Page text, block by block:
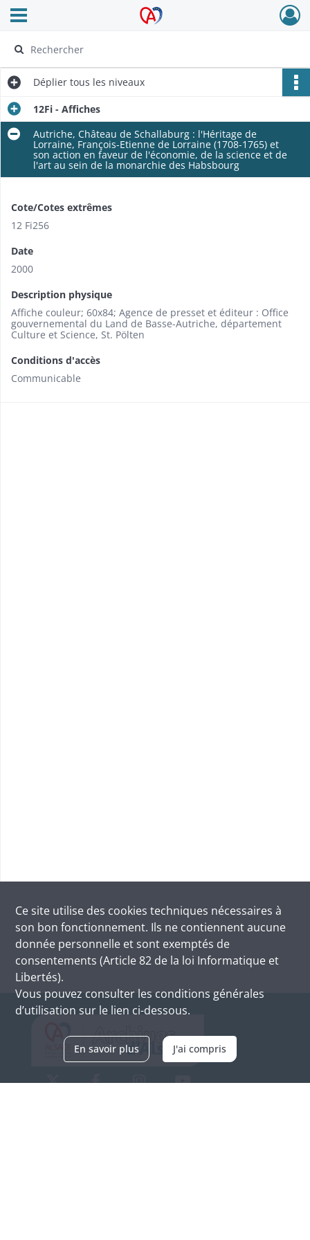
Archives Alsace - Colmar
Ouvrir le menu déroulant
Déplier tous les niveaux
12Fi - Affiches
Autriche, Château de Schallaburg : l'Héritage de
Lorraine, François-Etienne de Lorraine (1708-1765) et
son action en faveur de l'économie, de la science et de
l'art au sein de la monarchie des Habsbourg
Cote/Cotes extrêmes
12 Fi256
Date
2000
Description physique
Affiche couleur; 60x84; Agence de presset et éditeur : Office
gouvernemental du Land de Basse-Autriche, département
Culture et Science, St. Pölten
Conditions d'accès
Communicable
Ce site utilise des cookies techniques nécessaires à
son bon fonctionnement. Ils ne contiennent aucune
donnée personnelle et sont exemptés de
consentements (Article 82 de la loi Informatique et
Libertés).
Vous pouvez consulter les conditions générales
d’utilisation sur le lien ci-dessous.
En savoir plus J'ai compris